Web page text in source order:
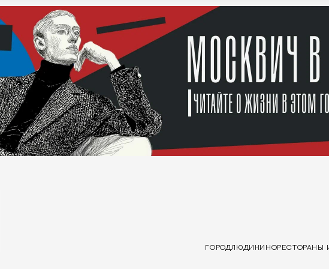
ГОРОДЛЮДИ КИНОРЕСТОРАНЫ